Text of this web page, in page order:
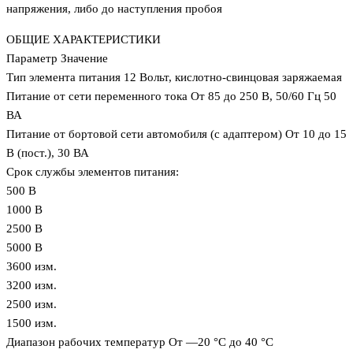
напряжения, либо до наступления пробоя
ОБЩИЕ ХАРАКТЕРИСТИКИ
Параметр Значение
Тип элемента питания 12 Вольт, кислотно-свинцовая заряжаемая
Питание от сети переменного тока От 85 до 250 В, 50/60 Гц 50
ВА
Питание от бортовой сети автомобиля (с адаптером) От 10 до 15
В (пост.), 30 ВА
Срок службы элементов питания:
500 В
1000 В
2500 В
5000 В
3600 изм.
3200 изм.
2500 изм.
1500 изм.
Диапазон рабочих температур От —20 °C до 40 °C